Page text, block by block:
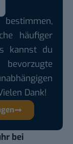
häufiger
kannst du
Dank!
bei